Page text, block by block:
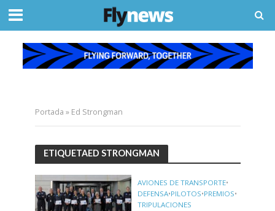
Portada » Ed Strongman
ETIQUETAED STRONGMAN
AVIONES DE TRANSPORTE•
DEFENSA•PILOTOS•PREMIOS•
TRIPULACIONES